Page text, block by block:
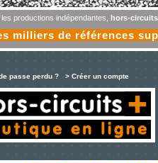
les productions indépendantes, hors-
milliers de références
passe perdu ? > Créer un compte